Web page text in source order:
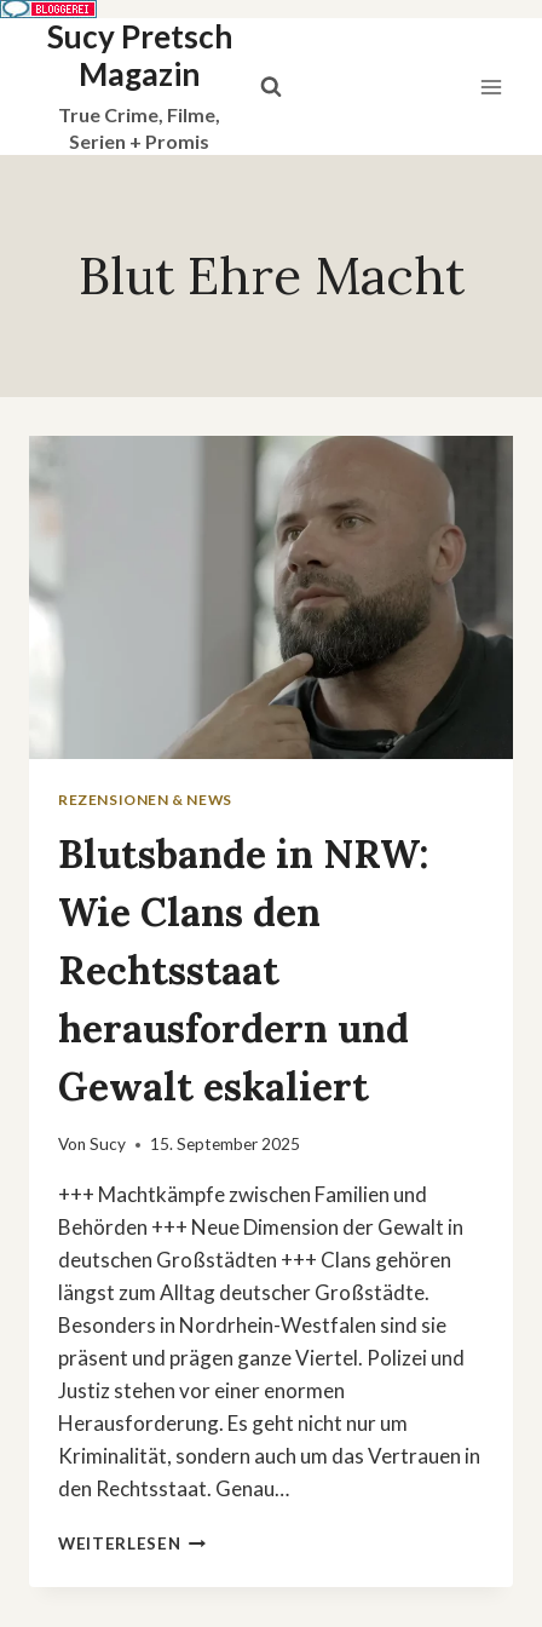
Sucy Pretsch
Magazin
True Crime, Filme,
Serien + Promis
Blut Ehre Macht
REZENSIONEN & NEWS
Blutsbande in NRW:
Wie Clans den
Rechtsstaat
herausfordern und
Gewalt eskaliert
Von Sucy 15. September 2025
+++ Machtkämpfe zwischen Familien und
Behörden +++ Neue Dimension der Gewalt in
deutschen Großstädten +++ Clans gehören
längst zum Alltag deutscher Großstädte.
Besonders in Nordrhein-Westfalen sind sie
präsent und prägen ganze Viertel. Polizei und
Justiz stehen vor einer enormen
Herausforderung. Es geht nicht nur um
Kriminalität, sondern auch um das Vertrauen in
den Rechtsstaat. Genau…
WEITERLESEN BLUTSBANDE
NRW: